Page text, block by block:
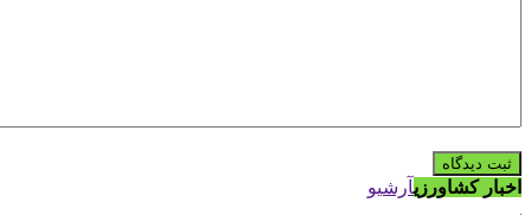
اخبار کشاورزیآرشیو